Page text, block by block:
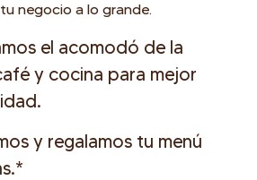
negocio a lo grande.
el acomodó de la
y cocina para mejor
y regalamos tu menú